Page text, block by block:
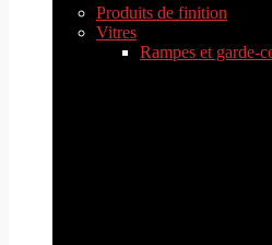
Produits de finition
Vitres
Rampes et garde-